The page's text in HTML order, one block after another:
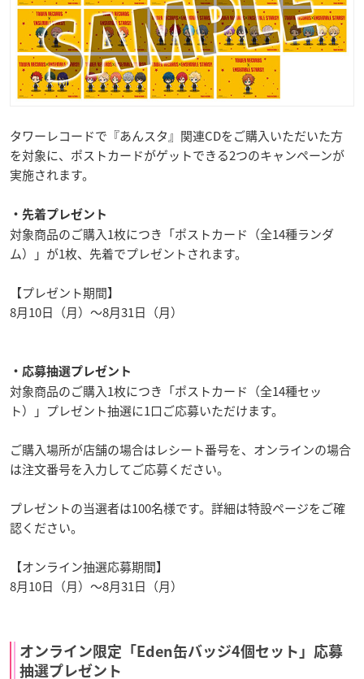
タワーレコードで『あんスタ』関連CDをご購入いただいた方
を対象に、ポストカードがゲットできる2つのキャンペーンが
実施されます。
・先着プレゼント
対象商品のご購入1枚につき「ポストカード（全14種ランダ
ム）」が1枚、先着でプレゼントされます。
【プレゼント期間】
8月10日（月）～8月31日（月）
・応募抽選プレゼント
対象商品のご購入1枚につき「ポストカード（全14種セッ
ト）」プレゼント抽選に1口ご応募いただけます。
ご購入場所が店舗の場合はレシート番号を、オンラインの場合
は注文番号を入力してご応募ください。
プレゼントの当選者は100名様です。詳細は特設ページをご確
認ください。
【オンライン抽選応募期間】
8月10日（月）～8月31日（月）
オンライン限定「Eden缶バッジ4個セット」応募
抽選プレゼント